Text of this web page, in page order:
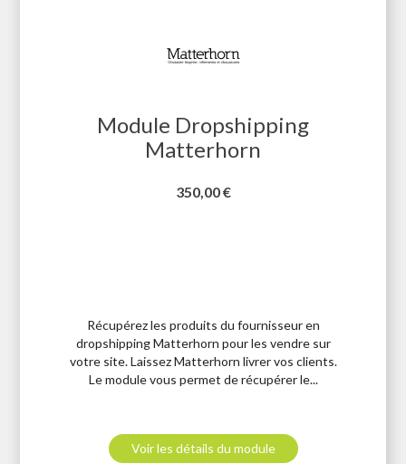
Module Dropshipping
Matterhorn
Prix
350,00 €
Récupérez les produits du fournisseur en
dropshipping Matterhorn pour les vendre sur
votre site. Laissez Matterhorn livrer vos clients.
Le module vous permet de récupérer le...
Voir les détails du module